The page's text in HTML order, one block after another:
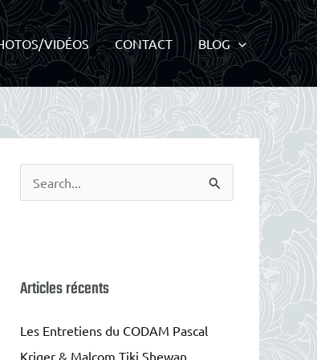
VIDÉOS CONTACT BLOG
e
e
c
h
Articles récents
Les Entretiens du CODAM Pascal
Kriger & Malcom Tiki Shewan